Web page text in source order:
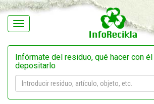
Navegación
Infórmate del residuo, qué hacer con
depositarlo